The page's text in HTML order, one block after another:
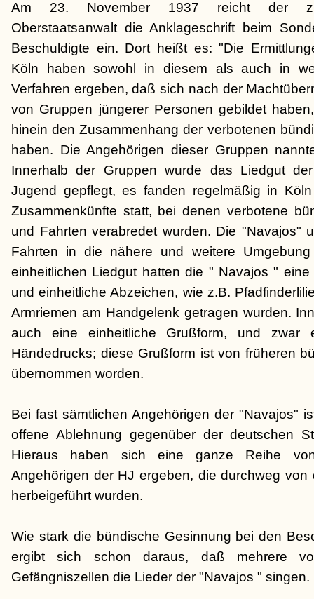
Am 23. November 1937 reicht der
Oberstaatsanwalt die Anklageschrift beim
Beschuldigte ein. Dort heißt es: "Die
Köln haben sowohl in diesem als auch in
Verfahren ergeben, daß sich nach der
von Gruppen jüngerer Personen gebildet
hinein den Zusammenhang der verbotenen
haben. Die Angehörigen dieser Gruppen
Innerhalb der Gruppen wurde das Liedgut
Jugend gepflegt, es fanden regelmäßig in
Zusammenkünfte statt, bei denen verbotene
und Fahrten verabredet wurden. Die "Navajos"
Fahrten in die nähere und weitere
einheitlichen Liedgut hatten die " Navajos "
und einheitliche Abzeichen, wie z.B.
Armriemen am Handgelenk getragen wurden.
auch eine einheitliche Grußform, und zwar
Händedrucks; diese Grußform ist von früheren
übernommen worden.
Bei fast sämtlichen Angehörigen der "Navajos"
offene Ablehnung gegenüber der deutschen
Hieraus haben sich eine ganze Reihe
Angehörigen der HJ ergeben, die durchweg von
herbeigeführt wurden.
Wie stark die bündische Gesinnung bei den
ergibt sich schon daraus, daß mehrere
Gefängniszellen die Lieder der "Navajos " singen.